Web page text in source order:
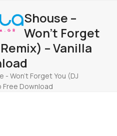
Shouse –
Won’t Forget
– Vanilla
- Won't Forget You (DJ
Free Download